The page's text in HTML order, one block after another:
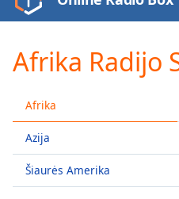
Video
Player
loading.
Play
Skip
Backward
Skip
Forward
Mute
Afrika Radijo
Afrika
Azija
Šiaurės Amerika